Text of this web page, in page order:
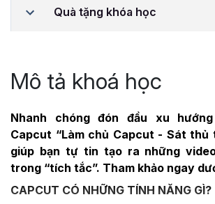
Quà tặng khóa học
Mô tả khoá học
Nhanh chóng đón đầu xu
Capcut “Làm chủ Capcut - Sát thủ
giúp bạn tự tin tạo ra những
trong “tích tắc”. Tham khảo ngay
CAPCUT CÓ NHỮNG TÍNH NĂNG GÌ?